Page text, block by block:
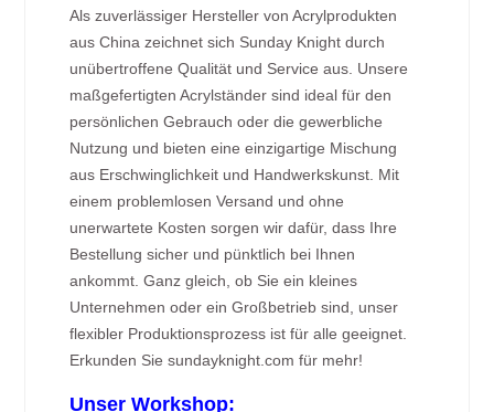
Als zuverlässiger Hersteller von Acrylprodukten
aus China zeichnet sich Sunday Knight durch
unübertroffene Qualität und Service aus. Unsere
maßgefertigten Acrylständer sind ideal für den
persönlichen Gebrauch oder die gewerbliche
Nutzung und bieten eine einzigartige Mischung
aus Erschwinglichkeit und Handwerkskunst. Mit
einem problemlosen Versand und ohne
unerwartete Kosten sorgen wir dafür, dass Ihre
Bestellung sicher und pünktlich bei Ihnen
ankommt. Ganz gleich, ob Sie ein kleines
Unternehmen oder ein Großbetrieb sind, unser
flexibler Produktionsprozess ist für alle geeignet.
Erkunden Sie sundayknight.com für mehr!
Unser Workshop: